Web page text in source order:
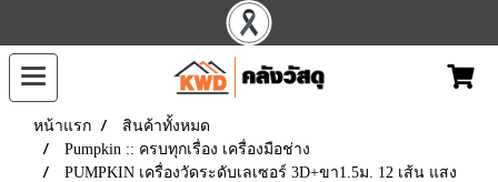
หน้าแรก
สินค้าทั้งหมด
Pumpkin :: ครบทุกเรื่อง เครื่องมือช่าง
PUMPKIN เครื่องวัดระดับเลเซอร์ 3D+ขา1.5ม. 12 เส้น แสง